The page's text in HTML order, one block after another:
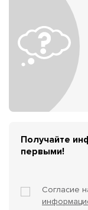
Получайте
первыми!
Согласие